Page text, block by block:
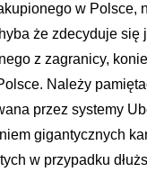
w Polsce,
że zdecyduje
z zagranicy,
Należy
przez systemy
gigantycznych
w przypadku